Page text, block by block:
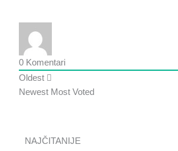
0 Komentari
Oldest
Newest Most Voted
NAJČITANIJE